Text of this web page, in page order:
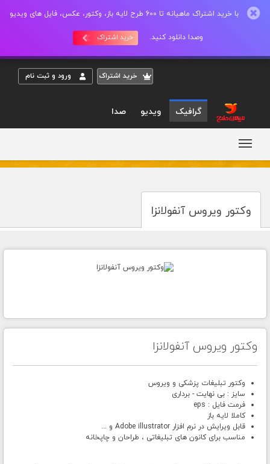
با خرید اشتراک ماهیانه تا 600 طرح لایه باز، وکتور، عکس، فایل های ویدیو
وصدا دانلود کنید. خرید اشتراک
خريد اشتراک ورود و ثبت نام
گرافیک ویدیو صدا
وکتور ویروس آنفولانزا
وکتور ویروس آنفولانزا
وکتور تبلیغات پزشکی و ویروس
سایز : بی نهایت - برداری
فرمت فایل : eps
کاملا لایه باز
قابل ویرایش در نرم افزار Adobe illustrator و ...
مناسب برای کانون های تبلیغاتی ، طراحان و چاپخانه